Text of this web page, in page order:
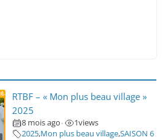
RTBF – « Mon plus beau village »
2025
8 mois ago • 1views
2025,Mon plus beau village,SAISON 6